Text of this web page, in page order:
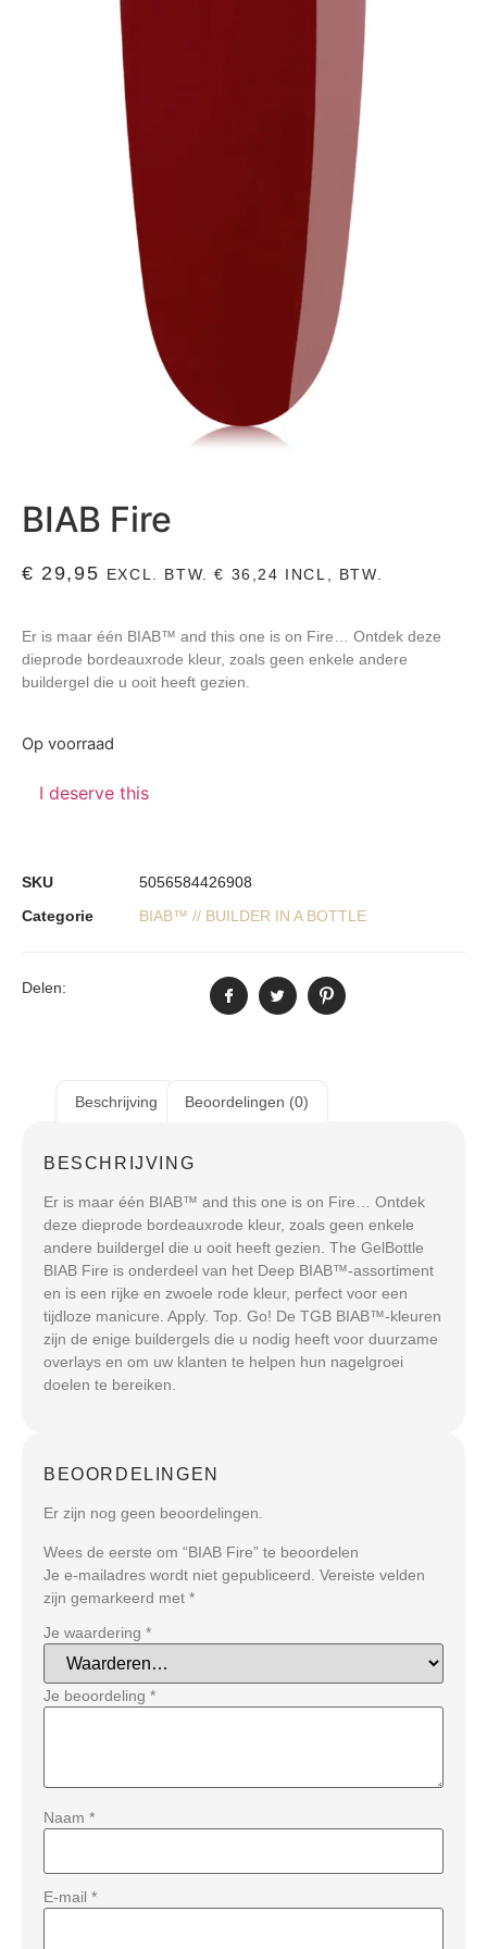
BIAB Fire
€ 29,95 EXCL. BTW.€ 36,24 INCL, BTW.
Er is maar één BIAB™ and this one is on Fire… Ontdek deze
dieprode bordeauxrode kleur, zoals geen enkele andere
buildergel die u ooit heeft gezien.
Op voorraad
I deserve this
SKU
5056584426908
Categorie
BIAB™ // BUILDER IN A BOTTLE
Delen:
Beschrijving Beoordelingen (0)
BESCHRIJVING
Er is maar één BIAB™ and this one is on Fire… Ontdek
deze dieprode bordeauxrode kleur, zoals geen enkele
andere buildergel die u ooit heeft gezien. The GelBottle
BIAB Fire is onderdeel van het Deep BIAB™-assortiment
en is een rijke en zwoele rode kleur, perfect voor een
tijdloze manicure. Apply. Top. Go! De TGB BIAB™-kleuren
zijn de enige buildergels die u nodig heeft voor duurzame
overlays en om uw klanten te helpen hun nagelgroei
doelen te bereiken.
BEOORDELINGEN
Er zijn nog geen beoordelingen.
Wees de eerste om “BIAB Fire” te beoordelen
Je e-mailadres wordt niet gepubliceerd. Vereiste velden
zijn gemarkeerd met *
Je waardering *
Je beoordeling *
Naam *
E-mail *